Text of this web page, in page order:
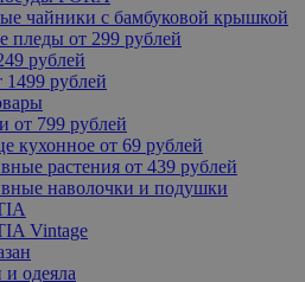
чайники с бамбуковой крышкой
пледы от 299 рублей
рублей
рублей
от 799 рублей
кухонное от 69 рублей
растения от 439 рублей
наволочки и подушки
Vintage
одеяла